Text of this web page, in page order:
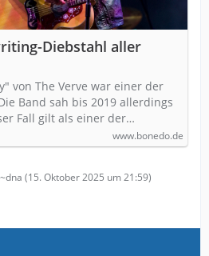
Diebstahl aller
von The Verve war einer der
Band sah bis 2019 allerdings
Fall gilt als einer der…
www.bonedo.de
(15. Oktober 2025 um 21:59)